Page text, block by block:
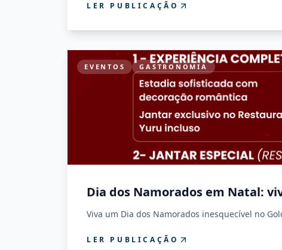
LER PUBLICAÇÃO
EVENTOS GASTRONOMIA
Dia dos Namorados em Natal:
Viva um Dia dos Namorados inesquecível no
LER PUBLICAÇÃO